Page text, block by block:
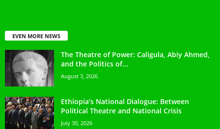
EVEN MORE NEWS
The Theatre of Power: Caligula, Abiy Ahmed,
and the Politics of...
August 3, 2026
Ethiopia’s National Dialogue: Between
Political Theatre and National Crisis
July 30, 2026